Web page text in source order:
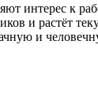
интерес к
и растёт
и